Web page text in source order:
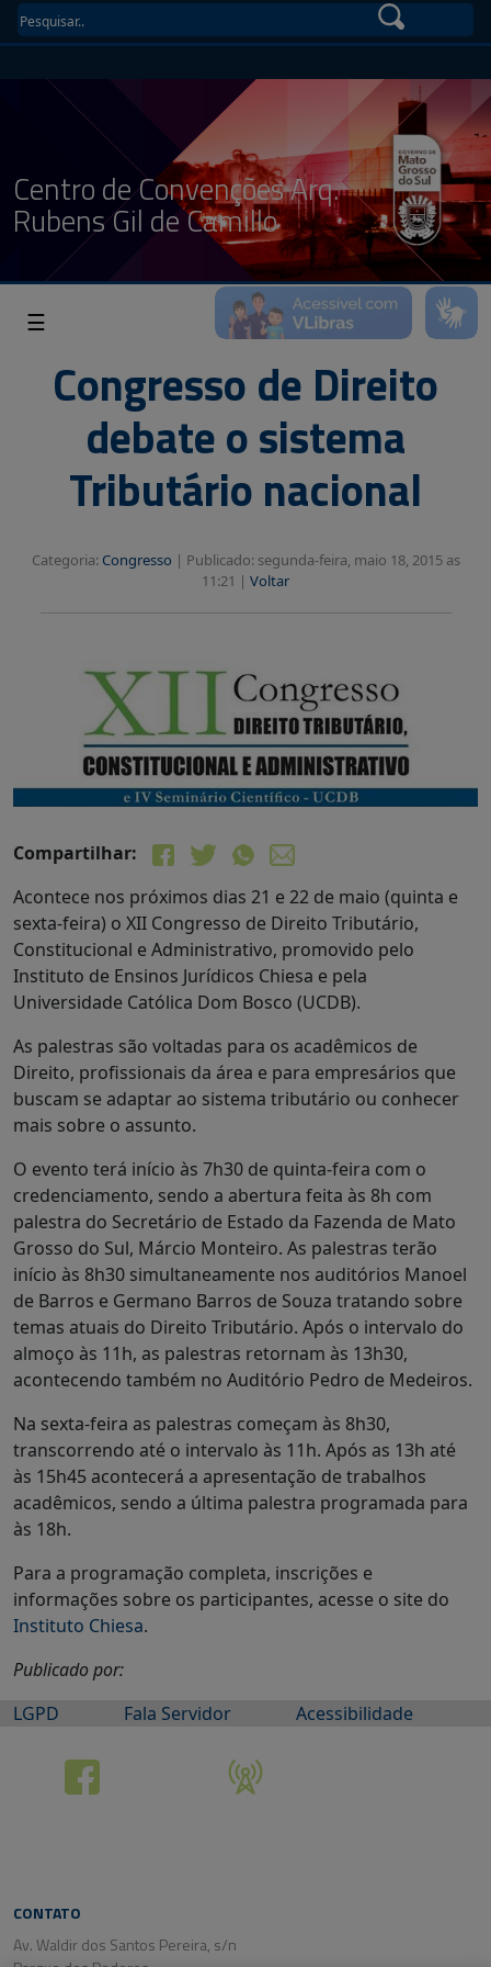
Centro de Convenções Arq.
Rubens Gil de Camillo
☰
Congresso de Direito
debate o sistema
Tributário nacional
Categoria: Congresso | Publicado: segunda-feira, maio 18, 2015 as
11:21 | Voltar
Compartilhar:
Acontece nos próximos dias 21 e 22 de maio (quinta e
sexta-feira) o XII Congresso de Direito Tributário,
Constitucional e Administrativo, promovido pelo
Instituto de Ensinos Jurídicos Chiesa e pela
Universidade Católica Dom Bosco (UCDB).
As palestras são voltadas para os acadêmicos de
Direito, profissionais da área e para empresários que
buscam se adaptar ao sistema tributário ou conhecer
mais sobre o assunto.
O evento terá início às 7h30 de quinta-feira com o
credenciamento, sendo a abertura feita às 8h com
palestra do Secretário de Estado da Fazenda de Mato
Grosso do Sul, Márcio Monteiro. As palestras terão
início às 8h30 simultaneamente nos auditórios Manoel
de Barros e Germano Barros de Souza tratando sobre
temas atuais do Direito Tributário. Após o intervalo do
almoço às 11h, as palestras retornam às 13h30,
acontecendo também no Auditório Pedro de Medeiros.
Na sexta-feira as palestras começam às 8h30,
transcorrendo até o intervalo às 11h. Após as 13h até
às 15h45 acontecerá a apresentação de trabalhos
acadêmicos, sendo a última palestra programada para
às 18h.
Para a programação completa, inscrições e
informações sobre os participantes, acesse o site do
Instituto Chiesa.
Publicado por:
LGPD
Fala Servidor Acessibilidade
CONTATO
Av. Waldir dos Santos Pereira, s/n